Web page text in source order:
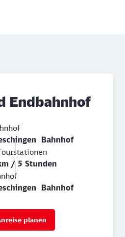
Endbahnhof
Bahnhof
/ 5 Stunden
Bahnhof
planen